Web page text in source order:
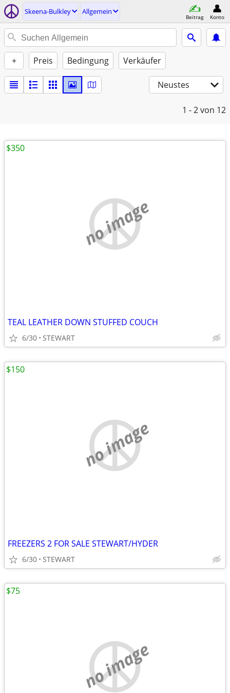
Skeena-Bulkley Allgemein
Beitrag Konto
+ Preis Bedingung Verkäufer
Neustes
1 - 2von 12
no image
TEAL LEATHER DOWN STUFFED COUCH
6/30 STEWART
$350
no image
FREEZERS 2 FOR SALE STEWART/HYDER
6/30 STEWART
$150
no image
$75